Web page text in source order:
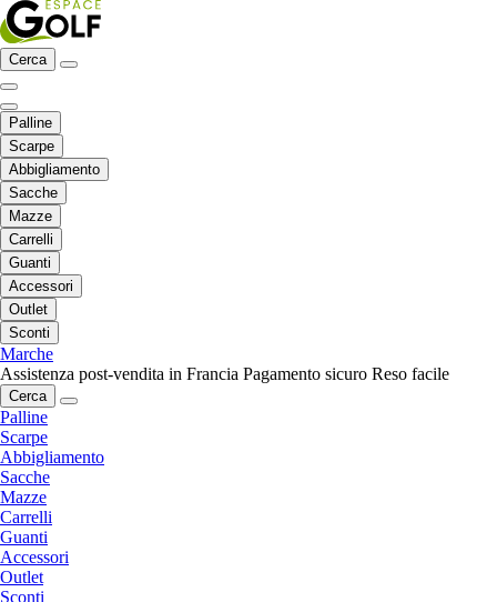
Cerca
Palline
Scarpe
Abbigliamento
Sacche
Mazze
Carrelli
Guanti
Accessori
Outlet
Sconti
Marche
Assistenza post-vendita in Francia Pagamento sicuro Reso facile
Cerca
Palline
Scarpe
Abbigliamento
Sacche
Mazze
Carrelli
Guanti
Accessori
Outlet
Sconti